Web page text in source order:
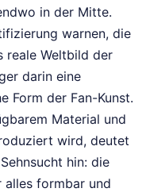
in der Mitte.
warnen, die
reale Weltbild der
darin eine
Form der Fan-Kunst.
Material und
wird, deutet
hin: die
alles formbar und